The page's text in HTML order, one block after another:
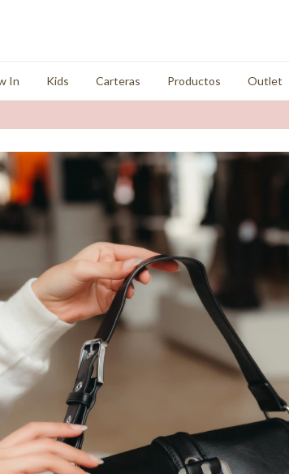
In Kids Carteras Productos Outlet
2x1